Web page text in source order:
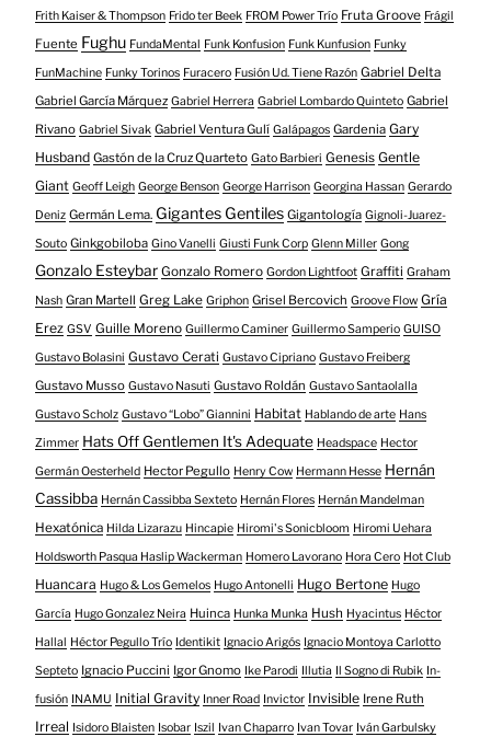
Frith Kaiser & Thompson Frido ter Beek FROM Power Trío Fruta Groove Frágil
Fuente Fughu FundaMental Funk Konfusion Funk Kunfusion Funky
FunMachine Funky Torinos Furacero Fusión Ud. Tiene Razón Gabriel Delta
Gabriel García Márquez Gabriel Herrera Gabriel Lombardo Quinteto Gabriel
Rivano Gabriel Sivak Gabriel Ventura Gulí Galápagos Gardenia Gary
Husband Gastón de la Cruz Quarteto Gato Barbieri Genesis Gentle
Giant Geoff Leigh George Benson George Harrison Georgina Hassan Gerardo
Deniz Germán Lema. Gigantes Gentiles Gigantología Gignoli-Juarez-
Souto Ginkgobiloba Gino Vanelli Giusti Funk Corp Glenn Miller Gong
Gonzalo Esteybar Gonzalo Romero Gordon Lightfoot Graffiti Graham
Nash Gran Martell Greg Lake Griphon Grisel Bercovich Groove Flow Gría
Erez GSV Guille Moreno Guillermo Caminer Guillermo Samperio GUISO
Gustavo Bolasini Gustavo Cerati Gustavo Cipriano Gustavo Freiberg
Gustavo Musso Gustavo Nasuti Gustavo Roldán Gustavo Santaolalla
Gustavo Scholz Gustavo “Lobo” Giannini Habitat Hablando de arte Hans
Zimmer Hats Off Gentlemen It's Adequate Headspace Hector
Germán Oesterheld Hector Pegullo Henry Cow Hermann Hesse Hernán
Cassibba Hernán Cassibba Sexteto Hernán Flores Hernán Mandelman
Hexatónica Hilda Lizarazu Hincapie Hiromi's Sonicbloom Hiromi Uehara
Holdsworth Pasqua Haslip Wackerman Homero Lavorano Hora Cero Hot Club
Huancara Hugo & Los Gemelos Hugo Antonelli Hugo Bertone Hugo
García Hugo Gonzalez Neira Huinca Hunka Munka Hush Hyacintus Héctor
Hallal
Héctor Pegullo Trío Identikit Ignacio Arigós Ignacio Montoya Carlotto
Septeto Ignacio Puccini Igor Gnomo Ike Parodi Illutia Il Sogno di Rubik In-
fusión INAMU Initial Gravity Inner Road Invictor Invisible Irene Ruth
Irreal Isidoro Blaisten Isobar Iszil Ivan Chaparro Ivan Tovar Iván Garbulsky